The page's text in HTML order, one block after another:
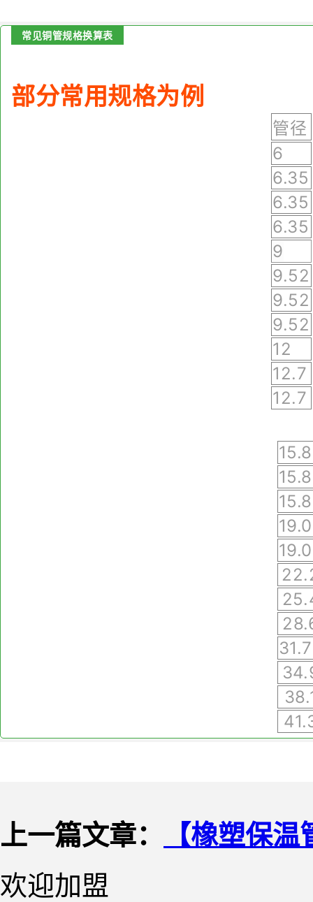
常见铜管规格换算表
部分常用规格为例
管径
6
6.35
6.35
6.35
9
9.52
9.52
9.52
12
12.7
12.7
上一篇文章：
【橡塑保
欢迎加盟